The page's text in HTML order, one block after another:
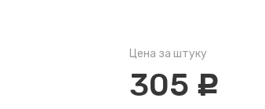
Цена за штуку
305 c